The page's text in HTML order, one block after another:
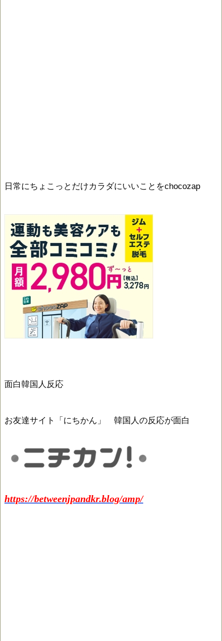
日常にちょこっとだけカラダにいいことをchocozap
面白韓国人反応
お友達サイト「にちかん」 韓国人の反応が面白
https://betweenjpandkr.blog/amp/